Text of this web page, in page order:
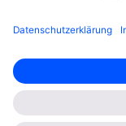
Notwendig
Externe Inhalte
Datenschutzerklärung